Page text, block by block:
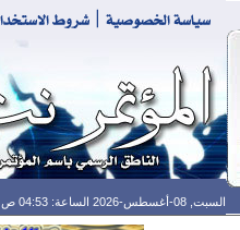
السبت, 08-أغسطس-2026 الساعة: 04:53 ص - آخر تحديث: 01:30 ص (30: 10) بتوقيت غرينتش